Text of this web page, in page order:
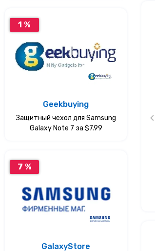
1 %
Geekbuying
Защитный чехол для Samsung
Galaxy Note 7 за $7.99
7 %
GalaxyStore